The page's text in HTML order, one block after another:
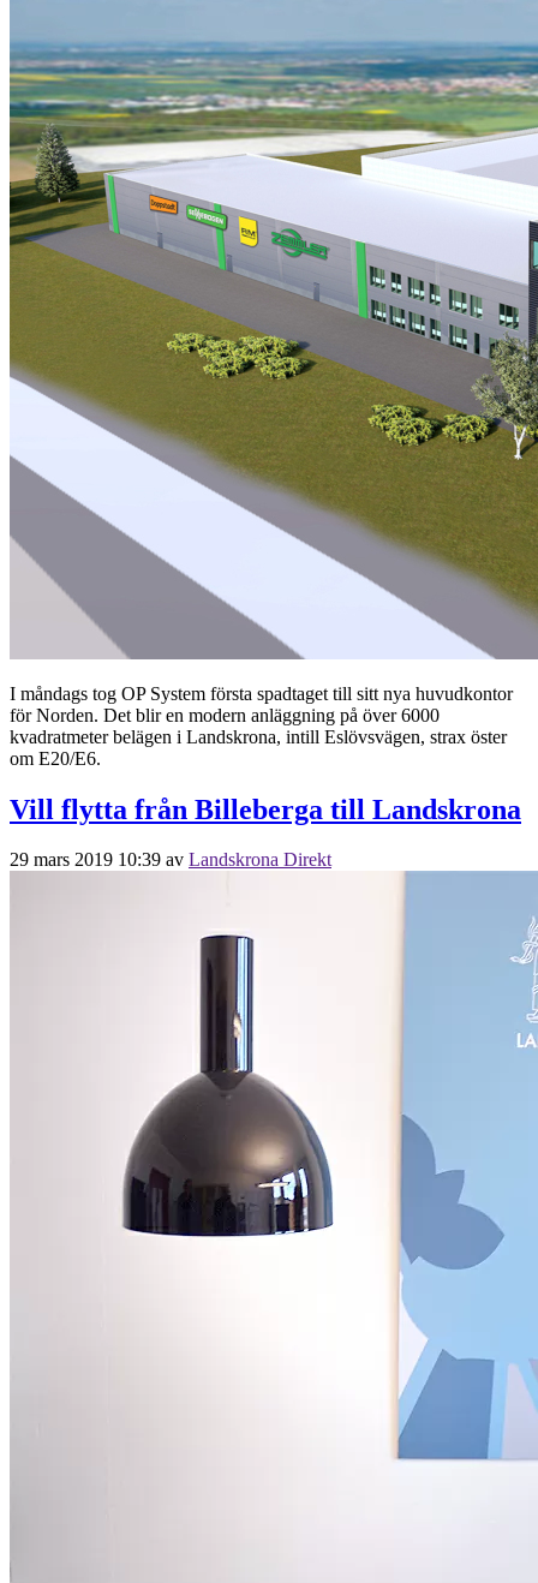
I måndags tog OP System första spadtaget till sitt nya huvudkontor
för Norden. Det blir en modern anläggning på över 6000
kvadratmeter belägen i Landskrona, intill Eslövsvägen, strax öster
om E20/E6.
Vill flytta från Billeberga till Landskrona
29 mars 2019 10:39 av Landskrona Direkt